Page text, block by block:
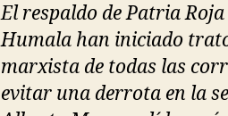
El respaldo de Patria
Humala han iniciado
marxista de todas las
evitar una derrota en la